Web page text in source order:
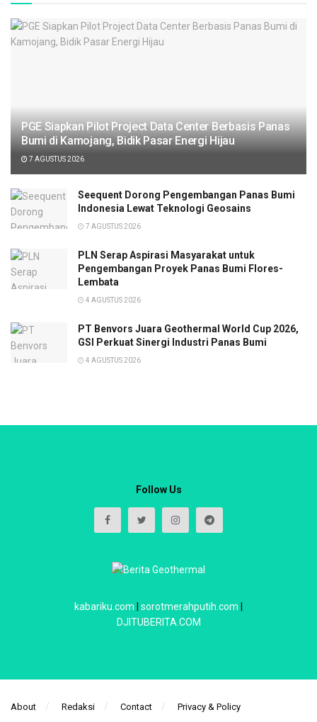
PGE Siapkan Pilot Project Data Center Berbasis Panas
Bumi di Kamojang, Bidik Pasar Energi Hijau
7 AGUSTUS 2026
Seequent Dorong Pengembangan Panas Bumi
Indonesia Lewat Teknologi Geosains
7 AGUSTUS 2026
PLN Serap Aspirasi Masyarakat untuk
Pengembangan Proyek Panas Bumi Flores-
Lembata
4 AGUSTUS 2026
PT Benvors Juara Geothermal World Cup 2026,
GSI Perkuat Sinergi Industri Panas Bumi
4 AGUSTUS 2026
Follow Us
kabariku.com sorotmerahputih.com
DJITUBERITA.COM
About Redaksi Contact Privacy & Policy